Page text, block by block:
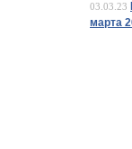
03.03.23
марта